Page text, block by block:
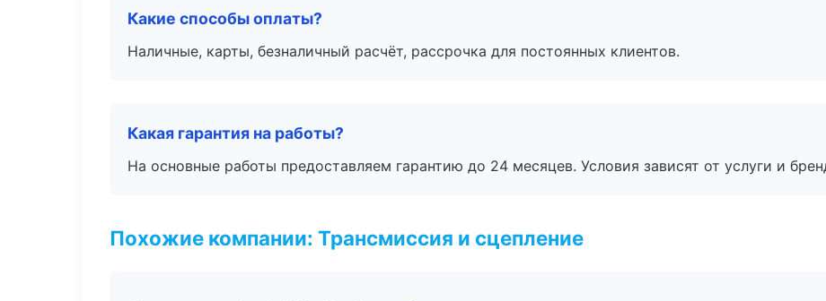
Какие способы оплаты?
Наличные, карты, безналичный расчёт, рассрочка для постоянных клиентов.
Какая гарантия на работы?
На основные работы предоставляем гарантию до 24 месяцев. Условия зависят от услуги и
Похожие компании: Трансмиссия и сцепление